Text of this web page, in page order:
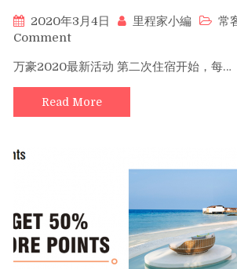
(8/31
前）
2020年3月4日 里程家小編 常
Commenton
万
豪
2020
年
二
次
住
万豪2020最新活动 第二次住宿开始，每…
Read More